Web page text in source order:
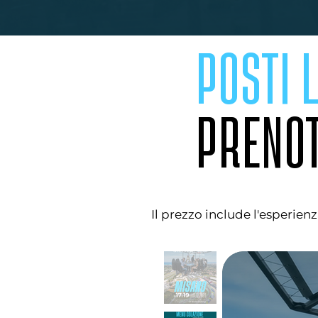
POSTI
Il prezzo include